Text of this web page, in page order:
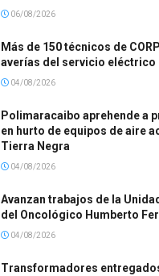
06/08/2026
Más de 150 técnicos de
averías del servicio eléctrico
04/08/2026
Polimaracaibo aprehende a
en hurto de equipos de aire
Tierra Negra
04/08/2026
Avanzan trabajos de la
del Oncológico Humberto
04/08/2026
Transformadores